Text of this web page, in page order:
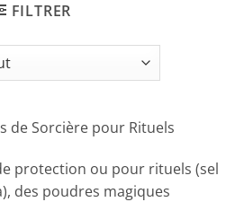
FILTRER
de Sorcière pour Rituels
protection ou pour rituels (sel
des poudres magiques